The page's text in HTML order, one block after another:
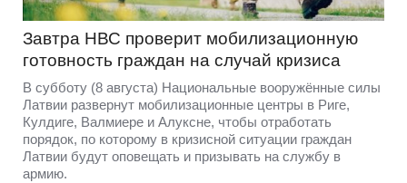
Завтра НВС проверит мобилизационную
готовность граждан на случай кризиса
В субботу (8 августа) Национальные вооружённые силы
Латвии развернут мобилизационные центры в Риге,
Кулдиге, Валмиере и Алуксне, чтобы отработать
порядок, по которому в кризисной ситуации граждан
Латвии будут оповещать и призывать на службу в
армию.